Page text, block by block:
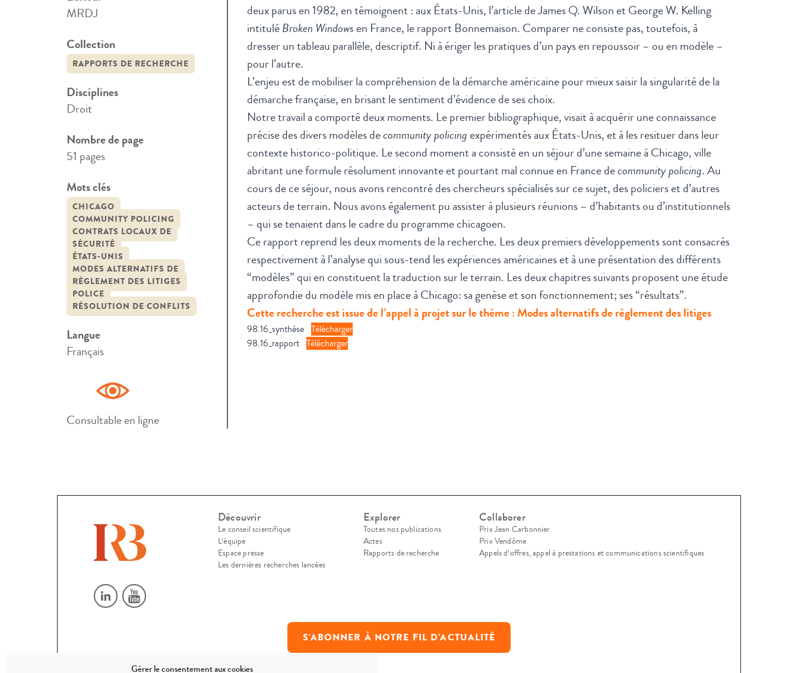
Gérer le consentement aux cookies
deux parus en 1982, en témoignent : aux États-Unis, l’article de James Q. Wilson et George W. Kelling
intituléBroken Windowsen France, le rapport Bonnemaison. Comparer ne consiste pas, toutefois, à
dresser un tableau parallèle, descriptif. Ni à ériger les pratiques d’un pays en repoussoir – ou en modèle –
pour l’autre.
L’enjeu est de mobiliser la compréhension de la démarche américaine pour mieux saisir la singularité de la
démarche française, en brisant le sentiment d’évidence de ses choix.
Notre travail a comporté deux moments. Le premier bibliographique, visait à acquérir une connaissance
précise des divers modèles decommunity policingexpérimentés aux États-Unis, et à les resituer dans leur
contexte historico-politique. Le second moment a consisté en un séjour d’une semaine à Chicago, ville
abritant une formule résolument innovante et pourtant mal connue en France decommunity policing. Au
cours de ce séjour, nous avons rencontré des chercheurs spécialisés sur ce sujet, des policiers et d’autres
acteurs de terrain. Nous avons également pu assister à plusieurs réunions – d’habitants ou d’institutionnels
– qui se tenaient dans le cadre du programme chicagoen.
Ce rapport reprend les deux moments de la recherche. Les deux premiers développements sont consacrés
respectivement à l’analyse qui sous-tend les expériences américaines et à une présentation des différents
“modèles” qui en constituent la traduction sur le terrain. Les deux chapitres suivants proposent une étude
approfondie du modèle mis en place à Chicago: sa genèse et son fonctionnement; ses “résultats”.
Cette recherche est issue de l’appel à projet sur le thème : Modes alternatifs de règlement des litiges
98.16_synthèse Télécharger
98.16_rapport Télécharger
MRDJ
Collection
RAPPORTS DE RECHERCHE
Disciplines
Droit
Nombre de page
51 pages
Mots clés
CHICAGO
COMMUNITY POLICING
CONTRATS LOCAUX DE
SÉCURITÉ
ÉTATS-UNIS
MODES ALTERNATIFS DE
RÈGLEMENT DES LITIGES
POLICE
RÉSOLUTION DE CONFLITS
Langue
Français
Consultable en ligne
Découvrir
Le conseil scientifique
L’équipe
Espace presse
Les dernières recherches lancées
Explorer
Toutes nos publications
Actes
Rapports de recherche
Collaborer
Prix Jean Carbonnier
Prix Vendôme
Appels d’offres, appel à prestations et communications scientifiques
S'ABONNER À NOTRE FIL D'ACTUALITÉ